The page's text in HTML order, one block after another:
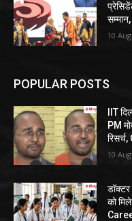
10
POPULAR POSTS
IIT
PM
10
को